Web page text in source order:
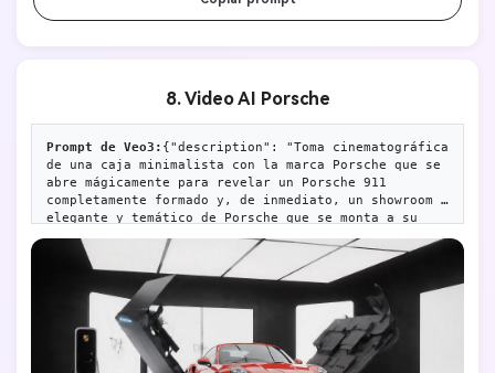
8. Video AI Porsche
Prompt de Veo3: {"description": "Toma cinematográfica
de una caja minimalista con la marca Porsche que se
abre mágicamente para revelar un Porsche 911
completamente formado y, de inmediato, un showroom
elegante y temático de Porsche que se monta a su
"cinematográfico","camera": "ángulo ancho fijo, con
zooms sutiles en transformaciones clave","lighting":
"controlado, de alta tecnología, transicionando de
tenue a brillante y limpio","room": "espacio
futurista vacío transformándose en un showroom
minimalista de Porsche","elements": [ "caja con la
marca Porsche (bordes iluminados)", "vehículo